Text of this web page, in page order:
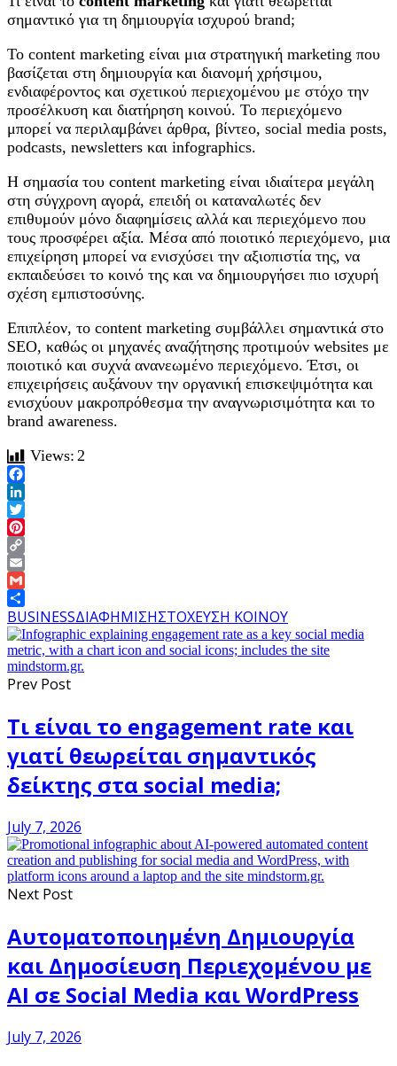
σημαντικό για τη δημιουργία ισχυρού brand;
Το content marketing είναι μια στρατηγική marketing που
βασίζεται στη δημιουργία και διανομή χρήσιμου,
ενδιαφέροντος και σχετικού περιεχομένου με στόχο την
προσέλκυση και διατήρηση κοινού. Το περιεχόμενο
μπορεί να περιλαμβάνει άρθρα, βίντεο, social media posts,
podcasts, newsletters και infographics.
Η σημασία του content marketing είναι ιδιαίτερα μεγάλη
στη σύγχρονη αγορά, επειδή οι καταναλωτές δεν
επιθυμούν μόνο διαφημίσεις αλλά και περιεχόμενο που
τους προσφέρει αξία. Μέσα από ποιοτικό περιεχόμενο, μια
επιχείρηση μπορεί να ενισχύσει την αξιοπιστία της, να
εκπαιδεύσει το κοινό της και να δημιουργήσει πιο ισχυρή
σχέση εμπιστοσύνης.
Επιπλέον, το content marketing συμβάλλει σημαντικά στο
SEO, καθώς οι μηχανές αναζήτησης προτιμούν websites με
ποιοτικό και συχνά ανανεωμένο περιεχόμενο. Έτσι, οι
επιχειρήσεις αυξάνουν την οργανική επισκεψιμότητα και
ενισχύουν μακροπρόθεσμα την αναγνωρισιμότητα και το
brand awareness.
Views: 2
Facebook
LinkedIn
Twitter
Pinterest
Copy
Link
Email
Gmail
Share
BUSINESSΔΙΑΦΗΜΙΣΗΣΤΟΧΕΥΣΗ ΚΟΙΝΟΥ
Prev Post
Τι είναι το engagement rate και
γιατί θεωρείται σημαντικός
δείκτης στα social media;
July 7, 2026
Next Post
Αυτοματοποιημένη Δημιουργία
και Δημοσίευση Περιεχομένου με
AI σε Social Media και WordPress
July 7, 2026